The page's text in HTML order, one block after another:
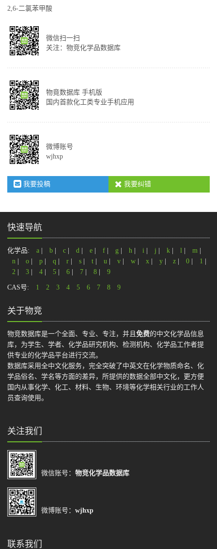
2,6-二氯苯甲酸
微信扫一扫
关注：物竞化学品数据库
物竟数据库 手机版
国内首款化工类专业手机应用
微博账号
wjhxp
我要投稿 我要纠错
快速导航
化学品: a b c d e f g h i j k l m
n
o p q r s t u v w x y z 0 1
2
3 4 5 6 7 8 9
CAS号: 1 2 3 4 5 6 7 8 9
关于物竞
物竞数据库是一个全面、专业、专注，并且 免费的中文化学品信息
库，为学生、学者、化学品研究机构、检测机构、化学品工作者提
供专业的化学品平台进行交流。
数据库采用全中文化服务，完全突破了中英文在化学物质命名、化
学品俗名、学名等方面的差异，所提供的数据全部中文化，更方便
国内从事化学、化工、材料、生物、环境等化学相关行业的工作人
员查询使用。
关注我们
微信账号： 物竞化学品数据库
微博账号： wjhxp
联系我们